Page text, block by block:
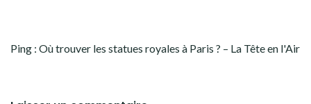
Ping : Où trouver les statues royales à Paris ? – La Tête en l'Air